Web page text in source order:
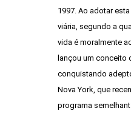
1997. Ao adotar
viária, segundo a
vida é moralmente
lançou um conceito
conquistando
Nova York, que
programa